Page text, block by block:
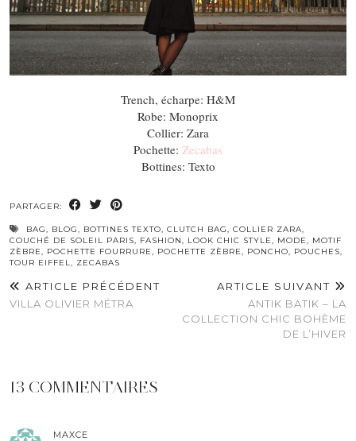
Trench, écharpe: H&M
Robe: Monoprix
Collier: Zara
Pochette: Zecabas
Bottines: Texto
PARTAGER:
BAG, BLOG, BOTTINES TEXTO, CLUTCH BAG, COLLIER ZARA,
COUCHÉ DE SOLEIL PARIS, FASHION, LOOK CHIC STYLE, MODE, MOTIF
ZÈBRE, POCHETTE FOURRURE, POCHETTE ZÈBRE, PONCHO, POUCHES,
TOUR EIFFEL, ZECABAS
ARTICLE PRÉCÉDENT
VILLA OLIVIER MÉTRA
ARTICLE SUIVANT
ANTIK BATIK – LA
COLLECTION CHIC BOHÈME
DE L’HIVER
13 COMMENTAIRES
MAXCE